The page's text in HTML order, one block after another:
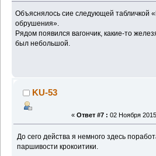
Объяснялось сие следующей табличкой
обрушения».
Рядом появился вагончик, какие-то
был небольшой.
KU-53
« Ответ #7 : 02 Ноября
До сего действа я немного здесь
паршивости крокоитики.